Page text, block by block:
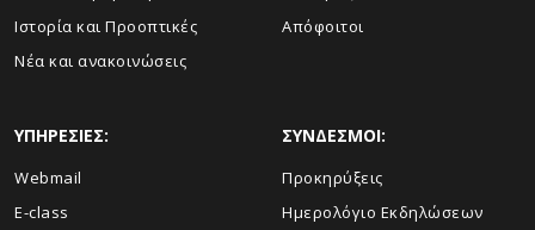
Ιστορία και Προοπτικές
Νέα και ανακοινώσεις
Απόφοιτοι
ΥΠΗΡΕΣΙΕΣ:
Webmail
E-class
ΣΥΝΔΕΣΜΟΙ:
Προκηρύξεις
Ημερολόγιο Εκδηλώσεων